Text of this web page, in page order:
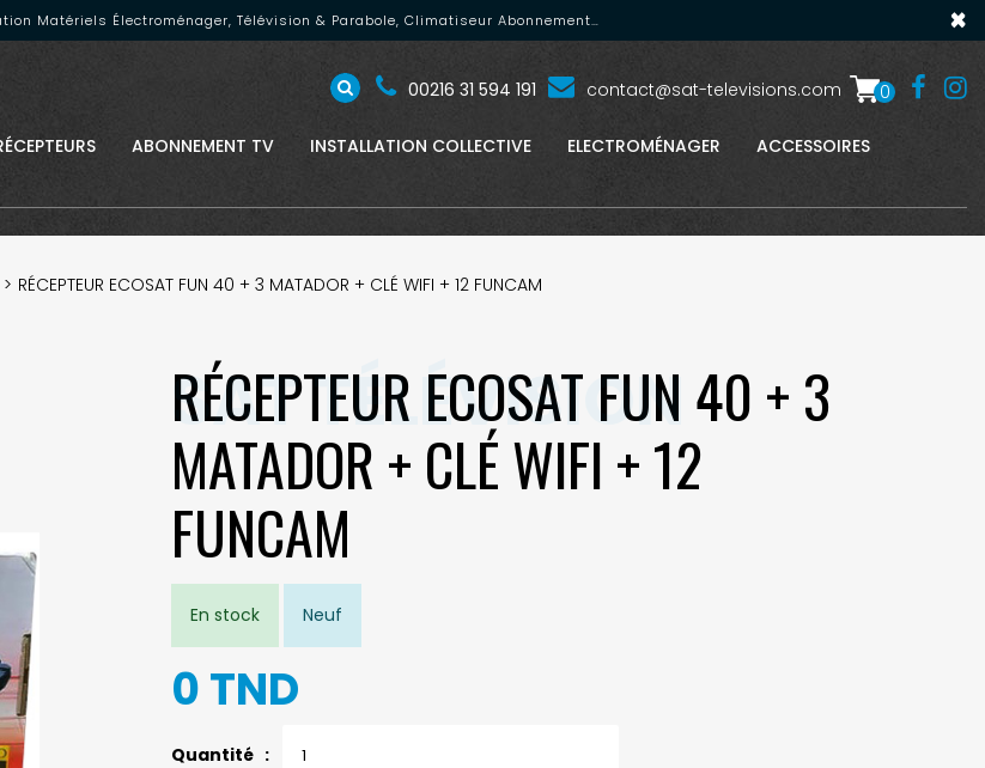
Matériels Électroménager, Télévision & Parabole, Climatiseur Abonnement… ×
00216 31 594 191 contact@sat-televisions.com 0
ABONNEMENT TV INSTALLATION COLLECTIVE ELECTROMÉNAGER
ACCESSOIRES
RÉCEPTEUR ECOSAT FUN 40 + 3 MATADOR + CLÉ WIFI + 12 FUNCAM
RÉCEPTEUR ECOSAT FUN 40 + 3
MATADOR + CLÉ WIFI + 12
FUNCAM
En stock Neuf
0 TND
Quantité :